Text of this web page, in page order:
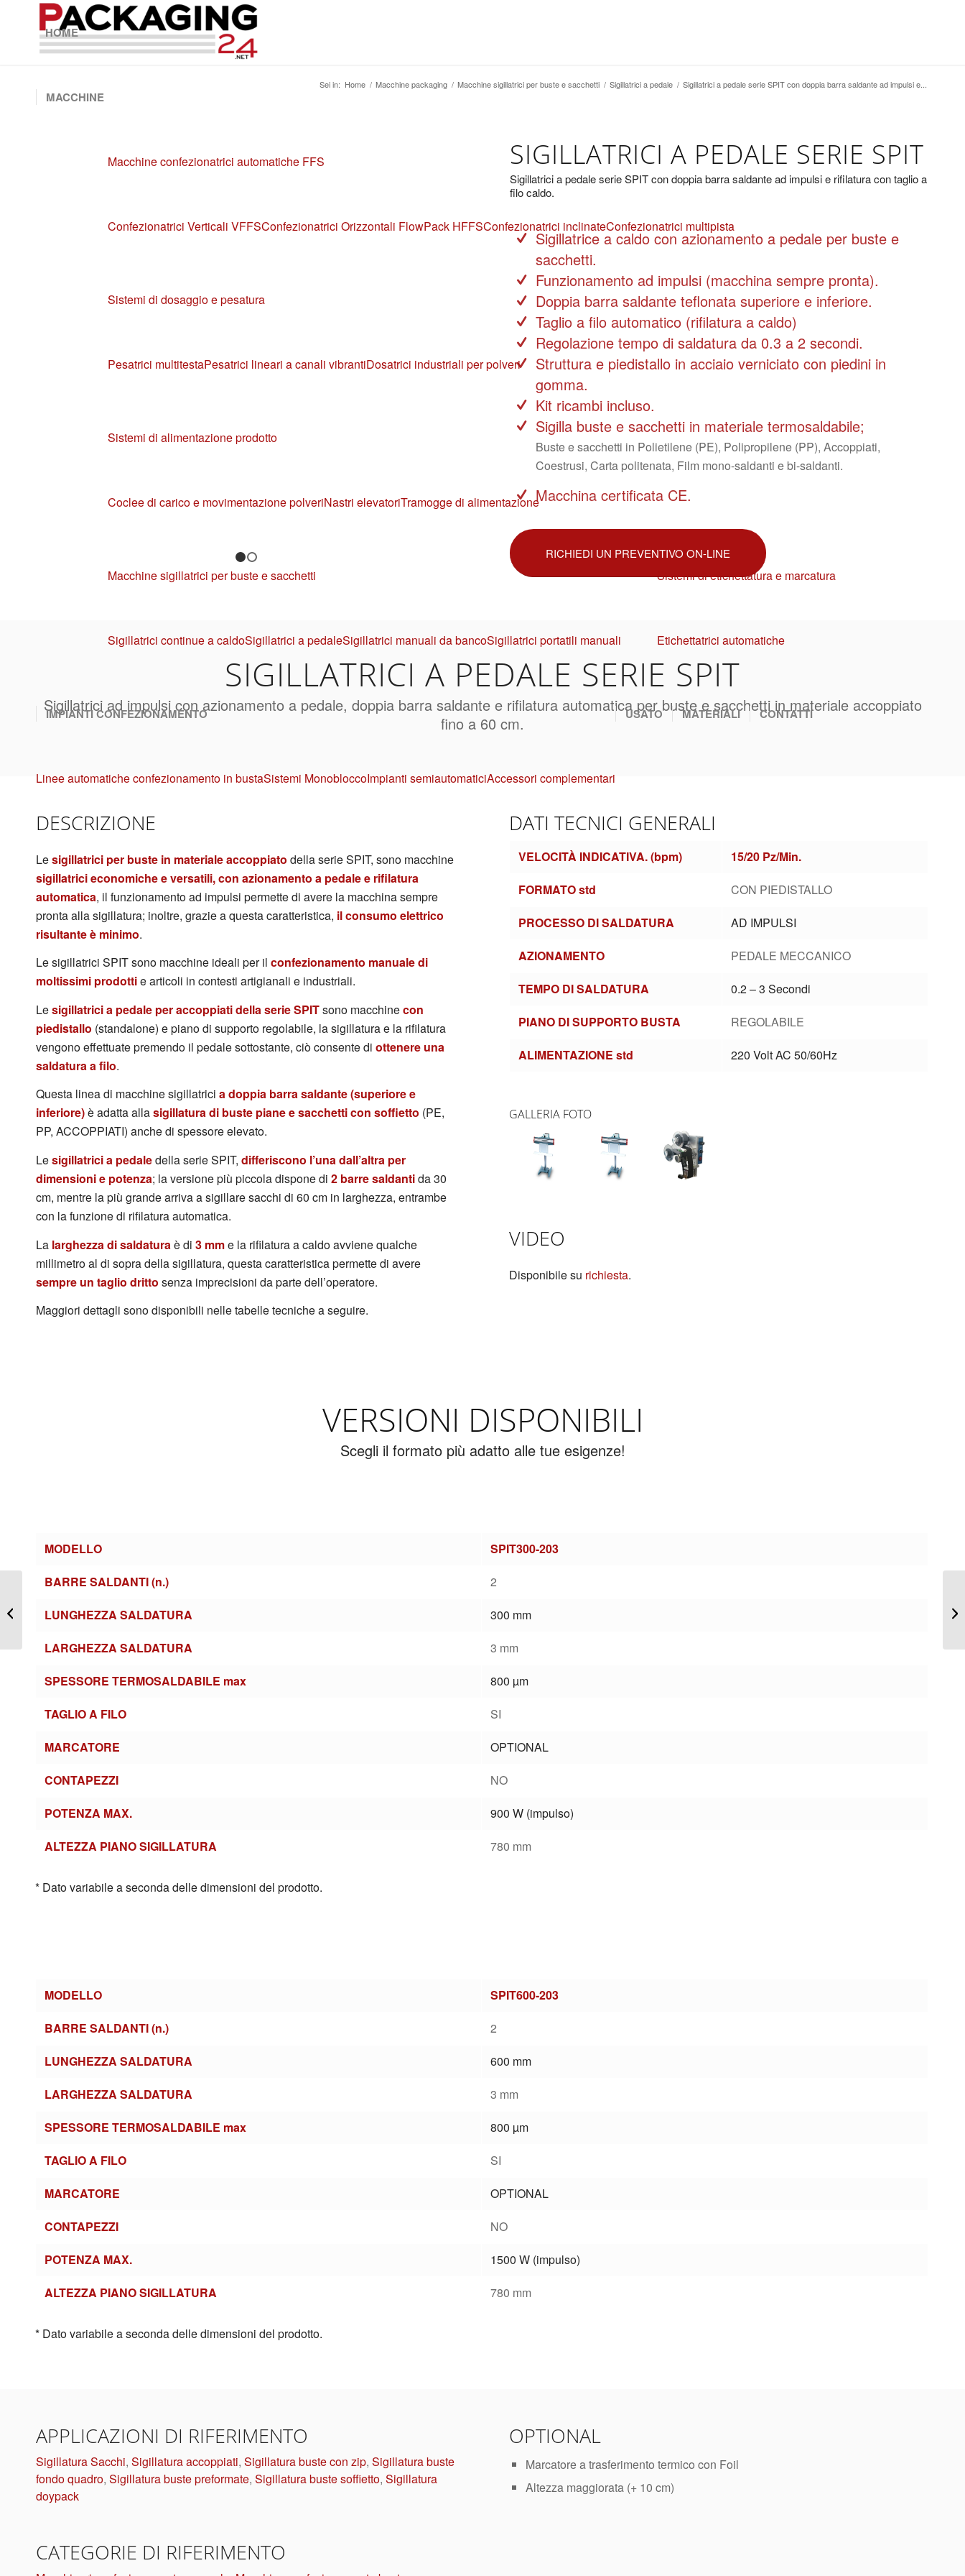
HOME
MACCHINE
Macchine confezionatrici automatiche FFS
Confezionatrici Verticali VFFSConfezionatrici Orizzontali FlowPack HFFSConfezionatrici inclinateConfezionatrici multipista
Sistemi di dosaggio e pesatura
Pesatrici multitestaPesatrici lineari a canali vibrantiDosatrici industriali per polveri
Sistemi di alimentazione prodotto
Coclee di carico e movimentazione polveriNastri elevatoriTramogge di alimentazione
Macchine sigillatrici per buste e sacchetti
Sigillatrici continue a caldoSigillatrici a pedaleSigillatrici manuali da bancoSigillatrici portatili manuali
Sistemi di etichettatura e marcatura
Etichettatrici automatiche
IMPIANTI CONFEZIONAMENTO
Linee automatiche confezionamento in bustaSistemi MonobloccoImpianti semiautomaticiAccessori complementari
USATO MATERIALI CONTATTI
Sei in: Home / Macchine packaging / Macchine sigillatrici per buste e sacchetti / Sigillatrici a pedale / Sigillatrici a pedale serie SPIT con doppia barra saldante ad impulsi e...
SIGILLATRICI A PEDALE SERIE SPIT
Sigillatrici a pedale serie SPIT con doppia barra saldante ad impulsi e rifilatura con taglio a
filo caldo.
Sigillatrice a caldo con azionamento a pedale per buste e
sacchetti.
Funzionamento ad impulsi (macchina sempre pronta).
Doppia barra saldante teflonata superiore e inferiore.
Taglio a filo automatico (rifilatura a caldo)
Regolazione tempo di saldatura da 0.3 a 2 secondi.
Struttura e piedistallo in acciaio verniciato con piedini in
gomma.
Kit ricambi incluso.
Sigilla buste e sacchetti in materiale termosaldabile;
Buste e sacchetti in Polietilene (PE), Polipropilene (PP), Accoppiati,
Coestrusi, Carta politenata, Film mono-saldanti e bi-saldanti.
Macchina certificata CE.
RICHIEDI UN PREVENTIVO ON-LINE
SIGILLATRICI A PEDALE SERIE SPIT
Sigillatrici ad impulsi con azionamento a pedale, doppia barra saldante e rifilatura automatica per buste e sacchetti in materiale accoppiato
fino a 60 cm.
DESCRIZIONE
Lesigillatrici per buste in materiale accoppiato della serie SPIT, sono macchine
sigillatrici economiche e versatili, con azionamento a pedale e rifilatura
automatica, il funzionamento ad impulsi permette di avere la macchina sempre
pronta alla sigillatura; inoltre, grazie a questa caratteristica, il consumo elettrico
risultante è minimo.
Le sigillatrici SPIT sono macchine ideali per il confezionamento manuale di
moltissimi prodottie articoli in contesti artigianali e industriali.
Lesigillatrici a pedale per accoppiati della serie SPITsono macchinecon
piedistallo (standalone) e piano di supporto regolabile, la sigillatura e la rifilatura
vengono effettuate premendo il pedale sottostante, ciò consente di ottenere una
saldatura a filo.
Questa linea di macchine sigillatrici a doppia barra saldante (superiore e
inferiore)è adatta allasigillatura di buste piane e sacchetti con soffietto (PE,
PP, ACCOPPIATI) anche di spessore elevato.
Lesigillatrici a pedaledella serie SPIT, differiscono l’una dall’altra per
dimensioni e potenza; la versione più piccola dispone di 2 barre saldantida 30
cm, mentre la più grande arriva a sigillare sacchi di 60 cm in larghezza, entrambe
con la funzione di rifilatura automatica.
La larghezza di saldatura è di 3 mme la rifilatura a caldo avviene qualche
millimetro al di sopra della sigillatura, questa caratteristica permette di avere
sempre un taglio dritto senza imprecisioni da parte dell’operatore.
Maggiori dettagli sono disponibili nelle tabelle tecniche a seguire.
DATI TECNICI GENERALI
VELOCITÀ INDICATIVA. (bpm)
15/20 Pz/Min.
FORMATO std
CON PIEDISTALLO
PROCESSO DI SALDATURA
AD IMPULSI
AZIONAMENTO
PEDALE MECCANICO
TEMPO DI SALDATURA
0.2 – 3 Secondi
PIANO DI SUPPORTO BUSTA
REGOLABILE
ALIMENTAZIONE std
220 Volt AC 50/60Hz
GALLERIA FOTO
VIDEO
Disponibile su richiesta.
VERSIONI DISPONIBILI
Scegli il formato più adatto alle tue esigenze!
MODELLO
SPIT300-203
BARRE SALDANTI (n.)
2
LUNGHEZZA SALDATURA
300 mm
LARGHEZZA SALDATURA
3 mm
SPESSORE TERMOSALDABILE max
800 µm
TAGLIO A FILO
SI
MARCATORE
OPTIONAL
CONTAPEZZI
NO
POTENZA MAX.
900 W (impulso)
ALTEZZA PIANO SIGILLATURA
780 mm
* Dato variabile a seconda delle dimensioni del prodotto.
MODELLO
SPIT600-203
BARRE SALDANTI (n.)
2
LUNGHEZZA SALDATURA
600 mm
LARGHEZZA SALDATURA
3 mm
SPESSORE TERMOSALDABILE max
800 µm
TAGLIO A FILO
SI
MARCATORE
OPTIONAL
CONTAPEZZI
NO
POTENZA MAX.
1500 W (impulso)
ALTEZZA PIANO SIGILLATURA
780 mm
* Dato variabile a seconda delle dimensioni del prodotto.
APPLICAZIONI DI RIFERIMENTO
Sigillatura Sacchi, Sigillatura accoppiati, Sigillatura buste con zip, Sigillatura buste
fondo quadro, Sigillatura buste preformate, Sigillatura buste soffietto, Sigillatura
doypack
CATEGORIE DI RIFERIMENTO
OPTIONAL
Marcatore a trasferimento termico con Foil
Altezza maggiorata (+ 10 cm)
Sigillatrici a pedale
saldante ad impulsi per